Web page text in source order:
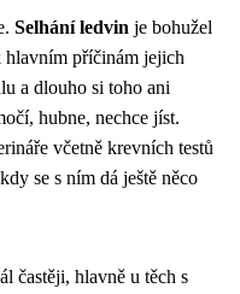
Selhání ledvin je bohužel
hlavním příčinám jejich
a dlouho si toho ani
hubne, nechce jíst.
včetně krevních testů
se s ním dá ještě něco
častěji, hlavně u těch s